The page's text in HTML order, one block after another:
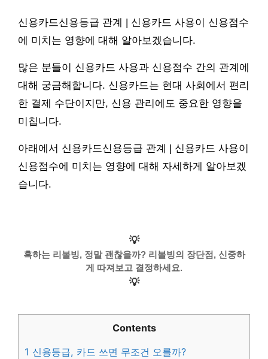
신용카드신용등급 관계 | 신용카드 사용이 신용점수
에 미치는 영향에 대해 알아보겠습니다.
많은 분들이 신용카드 사용과 신용점수 간의 관계에
대해 궁금해합니다. 신용카드는 현대 사회에서 편리
한 결제 수단이지만, 신용 관리에도 중요한 영향을
미칩니다.
아래에서 신용카드신용등급 관계 | 신용카드 사용이
신용점수에 미치는 영향에 대해 자세하게 알아보겠
습니다.
💡
혹하는 리볼빙, 정말 괜찮을까? 리볼빙의 장단점, 신중하
게 따져보고 결정하세요.
💡
Contents
1 신용등급, 카드 쓰면 무조건 오를까?